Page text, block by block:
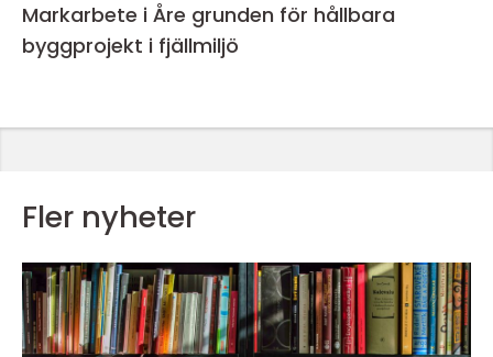
Markarbete i Åre grunden för hållbara
byggprojekt i fjällmiljö
Fler nyheter